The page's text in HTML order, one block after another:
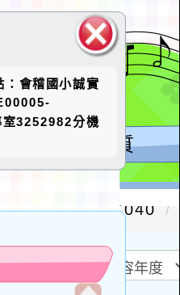
塊
會稽國小誠實
室3252982分機